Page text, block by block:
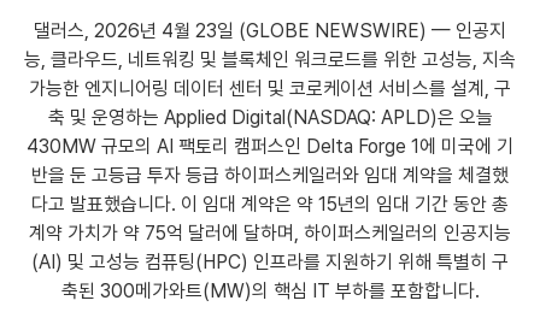
댈러스, 2026년 4월 23일 (GLOBE NEWSWIRE) — 인공지
능, 클라우드, 네트워킹 및 블록체인 워크로드를 위한 고성능, 지속
가능한 엔지니어링 데이터 센터 및 코로케이션 서비스를 설계, 구
축 및 운영하는 Applied Digital(NASDAQ: APLD)은 오늘
430MW 규모의 AI 팩토리 캠퍼스인 Delta Forge 1에 미국에 기
반을 둔 고등급 투자 등급 하이퍼스케일러와 임대 계약을 체결했
다고 발표했습니다. 이 임대 계약은 약 15년의 임대 기간 동안 총
계약 가치가 약 75억 달러에 달하며, 하이퍼스케일러의 인공지능
(AI) 및 고성능 컴퓨팅(HPC) 인프라를 지원하기 위해 특별히 구
축된 300메가와트(MW)의 핵심 IT 부하를 포함합니다.